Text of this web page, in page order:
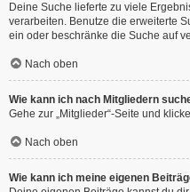
Deine Suche lieferte zu viele
verarbeiten. Benutze die erweiterte
ein oder beschränke die Suche auf
Nach oben
Wie kann ich nach Mitgliedern
Gehe zur „Mitglieder“-Seite und
Nach oben
Wie kann ich meine eigenen